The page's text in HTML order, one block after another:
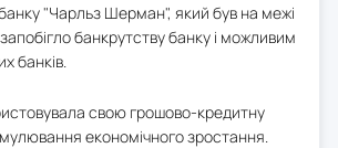
"Чарльз Шерман", який був на межі
банкрутству банку і можливим
банків.
свою грошово-кредитну
економічного зростання.